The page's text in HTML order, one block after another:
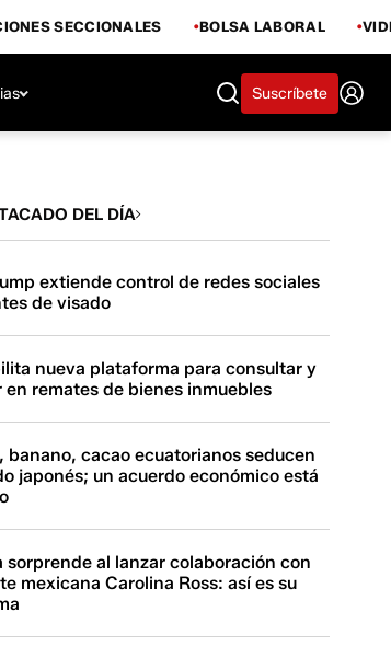
SECCIONALES BOLSA LABORAL
Suscríbete
DEL DÍA
extiende control de redes sociales
de visado
nueva plataforma para consultar y
remates de bienes inmuebles
banano, cacao ecuatorianos seducen
japonés; un acuerdo económico está
sorprende al lanzar colaboración con
mexicana Carolina Ross: así es su